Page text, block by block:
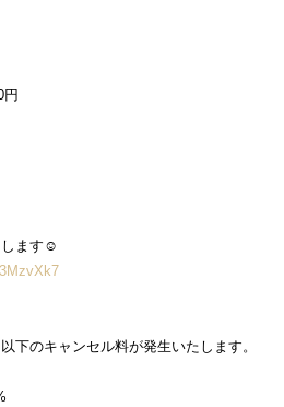
円
します☺⁡
下のキャンセル料が発生いたします。